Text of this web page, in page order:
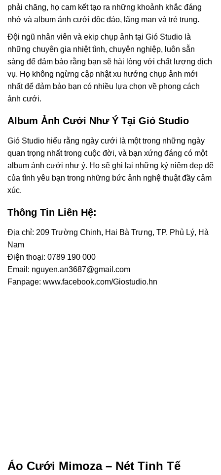
phải chăng, họ cam kết tạo ra những khoảnh khắc đáng
nhớ và album ảnh cưới độc đáo, lãng mạn và trẻ trung.
Đội ngũ nhân viên và ekip chụp ảnh tại Gió Studio là
những chuyên gia nhiệt tình, chuyên nghiệp, luôn sẵn
sàng để đảm bảo rằng bạn sẽ hài lòng với chất lượng dịch
vụ. Họ không ngừng cập nhật xu hướng chụp ảnh mới
nhất để đảm bảo bạn có nhiều lựa chọn về phong cách
ảnh cưới.
Album Ảnh Cưới Như Ý Tại Gió Studio
Gió Studio hiểu rằng ngày cưới là một trong những ngày
quan trọng nhất trong cuộc đời, và bạn xứng đáng có một
album ảnh cưới như ý. Họ sẽ ghi lại những kỷ niệm đẹp đẽ
của tình yêu bạn trong những bức ảnh nghệ thuật đầy cảm
xúc.
Thông Tin Liên Hệ:
Địa chỉ: 209 Trường Chinh, Hai Bà Trưng, TP. Phủ Lý, Hà
Nam
Điện thoại: 0789 190 000
Email: nguyen.an3687@gmail.com
Fanpage: www.facebook.com/Giostudio.hn
Áo Cưới Mimoza – Nét Tinh Tế